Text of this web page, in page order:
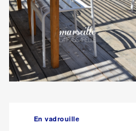
En vadrouille